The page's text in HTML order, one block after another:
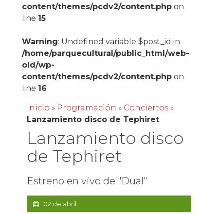
content/themes/pcdv2/content.phpon
line 15
Warning: Undefined variable $post_id in
/home/parquecultural/public_html/web-
old/wp-
content/themes/pcdv2/content.phpon
line 16
Inicio » Programación » Conciertos»
Lanzamiento disco de Tephiret
Lanzamiento disco
de Tephiret
Estreno en vivo de "Dual"
02 de abril